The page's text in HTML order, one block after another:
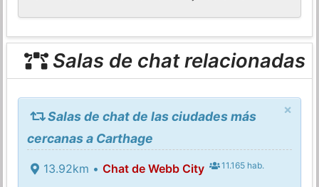
Salas de chat relacionadas
×
Salas de chat de las ciudades más
cercanas a Carthage
13.92km • Chat de Webb City 11.165 hab.